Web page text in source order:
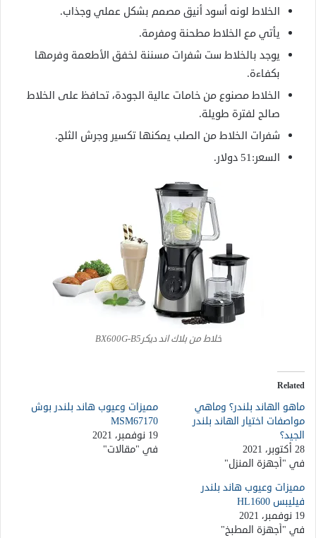
الخلاط لونه أسود أنيق مصمم بشكل عملي وجذاب.
يأتي مع الخلاط مطحنة ومفرمة.
يوجد بالخلاط ست شفرات مسننة لخفق الأطعمة وفرمها
بكفاءة.
الخلاط مصنوع من خامات عالية الجودة، تحافظ على الخلاط
صالح لفترة طويلة.
شفرات الخلاط من الصلب يمكنها تكسير وجرش الثلج.
السعر:51 دولار.
خلاط من بلاك اند ديكرBX600G-B5
Related
ماهو الهاند بلندر؟ وماهي
مواصفات اختيار الهاند بلندر
الجيد؟
28 أكتوبر، 2021
في "أجهزة المنزل"
مميزات وعيوب هاند بلندر بوش
MSM67170
19 نوفمبر، 2021
في "مقالات"
مميزات وعيوب هاند بلندر
فيليبس HL1600
19 نوفمبر، 2021
في "أجهزة المطبخ"